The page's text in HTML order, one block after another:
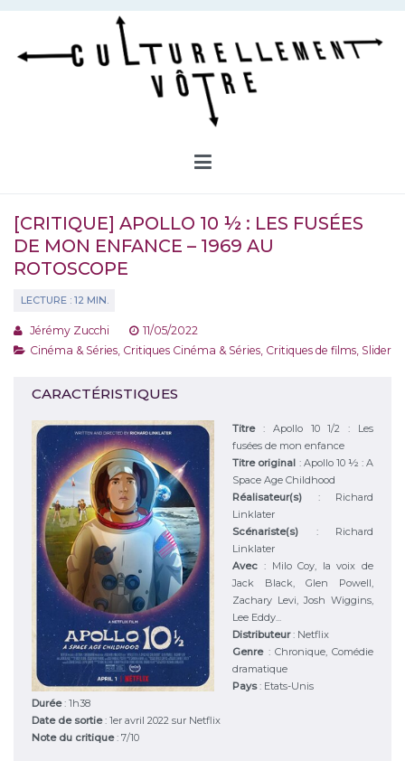
Aller
contenu
[CRITIQUE] APOLLO 10 ½ : LES FUSÉES
DE MON ENFANCE – 1969 AU
ROTOSCOPE
Jérémy Zucchi
11/05/2022
Cinéma & Séries Critiques Cinéma & Séries Critiques de films Slider
CARACTÉRISTIQUES
Titre: Apollo 10 1/2 : Les
fusées de mon enfance
Titre original : Apollo 10 ½ : A
Space Age Childhood
Réalisateur(s) : Richard
Linklater
Scénariste(s) : Richard
Linklater
Avec : Milo Coy, la voix de
Jack Black, Glen Powell,
Zachary Levi, Josh Wiggins,
Lee Eddy...
Distributeur: Netflix
Genre : Chronique, Comédie
dramatique
Pays: Etats-Unis
Durée: 1h38
Date de sortie: 1er avril 2022 sur Netflix
Note du critique: 7/10